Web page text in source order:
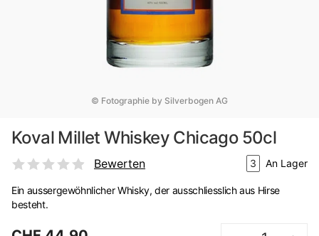
© Fotographie by Silverbogen AG
Koval Millet Whiskey Chicago 50cl
Bewerten 3 An Lager
Ein aussergewöhnlicher Whisky, der ausschliesslich aus Hirse
besteht.